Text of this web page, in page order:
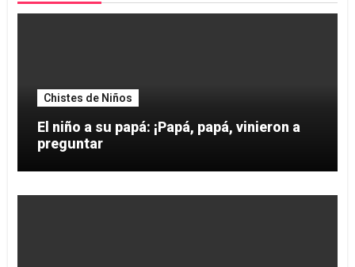
Chistes de Niños
El niño a su papá: ¡Papá, papá, vinieron a
preguntar